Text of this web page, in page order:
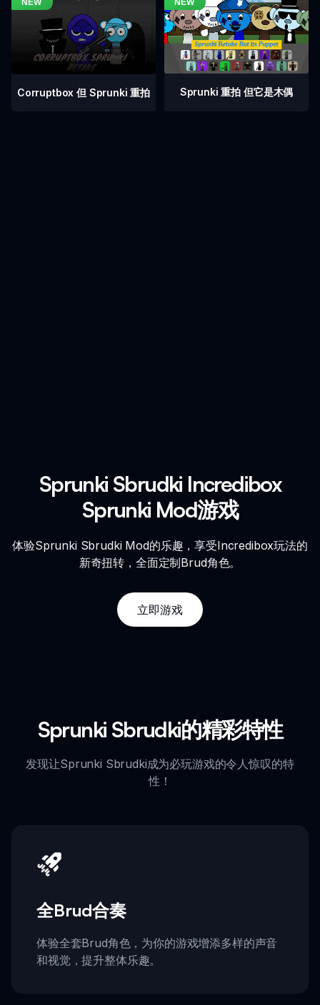
Corruptbox 但 Sprunki 重拍 Sprunki 重拍 但它是木偶
Sprunki Sbrudki Incredibox
Sprunki Mod游戏
体验Sprunki Sbrudki Mod的乐趣，享受Incredibox玩法的
新奇扭转，全面定制Brud角色。
立即游戏
Sprunki Sbrudki的精彩特性
发现让Sprunki Sbrudki成为必玩游戏的令人惊叹的特
性！
全Brud合奏
体验全套Brud角色，为你的游戏增添多样的声音
和视觉，提升整体乐趣。